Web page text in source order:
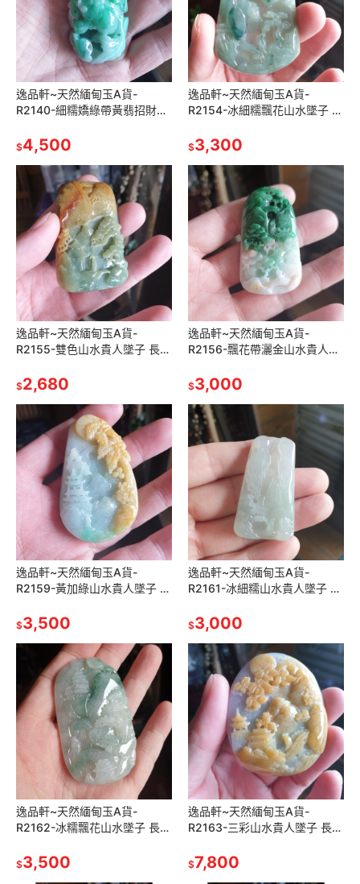
逸品軒~天然緬甸玉A貨-
R2140-細糯嬌綠帶黃翡招財墜
17.2mm 顏色漂亮
$4,500
逸品軒~天然緬甸玉A貨-
R2154-冰細糯飄花山水墜子 長
玉質細膩，水頭好
$3,300
逸品軒~天然緬甸玉A貨-
R2155-雙色山水貴人墜子 長
水頭好，巧色巧雕。
$2,680
逸品軒~天然緬甸玉A貨-
R2156-飄花帶灑金山水貴人墜
顏色漂亮有特色。
$3,000
逸品軒~天然緬甸玉A貨-
R2159-黃加綠山水貴人墜子 長
頭好。雕工精細。
$3,500
逸品軒~天然緬甸玉A貨-
R2161-冰細糯山水貴人墜子 長
種水好，玉質細膩
$3,000
逸品軒~天然緬甸玉A貨-
R2162-冰糯飄花山水墜子 長
子好、種水佳、料子細膩
$3,500
逸品軒~天然緬甸玉A貨-
R2163-三彩山水貴人墜子 長
紫羅蘭底色帶蜜糖黃翡
$7,800